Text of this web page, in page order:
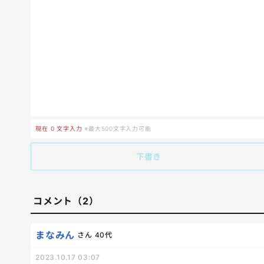
現在 0 文字入力 ※最大500文字入力可能
下書き
コメント（2）
まなみん さん 40代
2023.10.17 03:07